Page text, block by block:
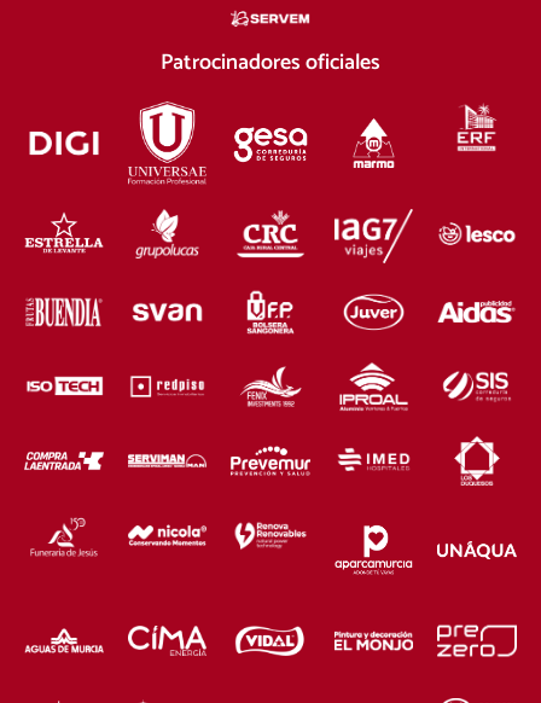
Patrocinadores oficiales